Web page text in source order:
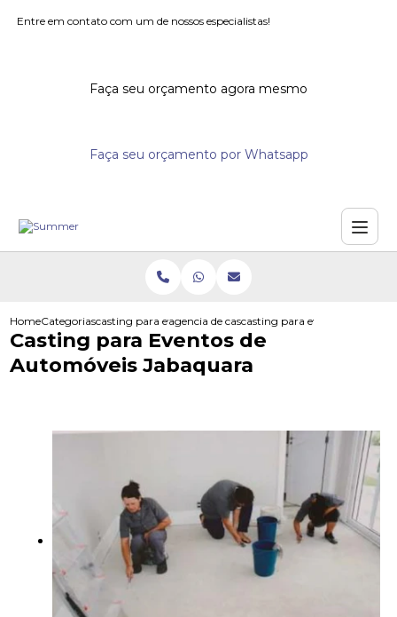
Entre em contato com um de nossos especialistas!
Faça seu orçamento agora mesmo
Faça seu orçamento por Whatsapp
HomeCategoriascasting para eventosagencia de casting para eventos
casting para eventos de
Casting para Eventos de
Automóveis Jabaquara